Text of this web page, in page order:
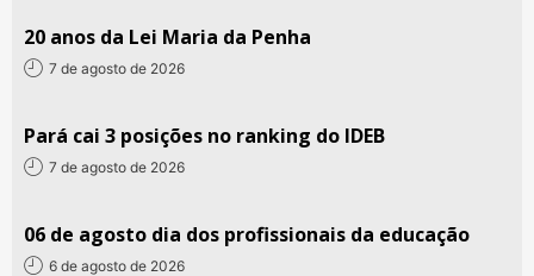
20 anos da Lei Maria da Penha
7 de agosto de 2026
Pará cai 3 posições no ranking do IDEB
7 de agosto de 2026
06 de agosto dia dos profissionais da educação
6 de agosto de 2026